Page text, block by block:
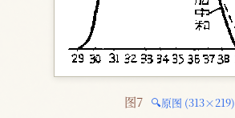
图7 🔍原图 (313×219)